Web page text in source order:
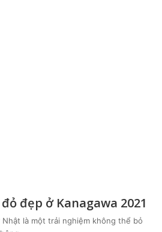
đẹp ở Kanagawa 2021
Nhật là một trải nghiệm không thể bỏ